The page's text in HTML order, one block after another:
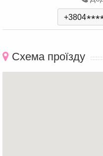
+3804***
Схема проїзду